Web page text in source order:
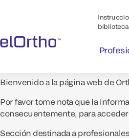
biblioteca
Bienvenido a la página web de
Por favor tome nota que la
consecuentemente, para
Sección destinada a